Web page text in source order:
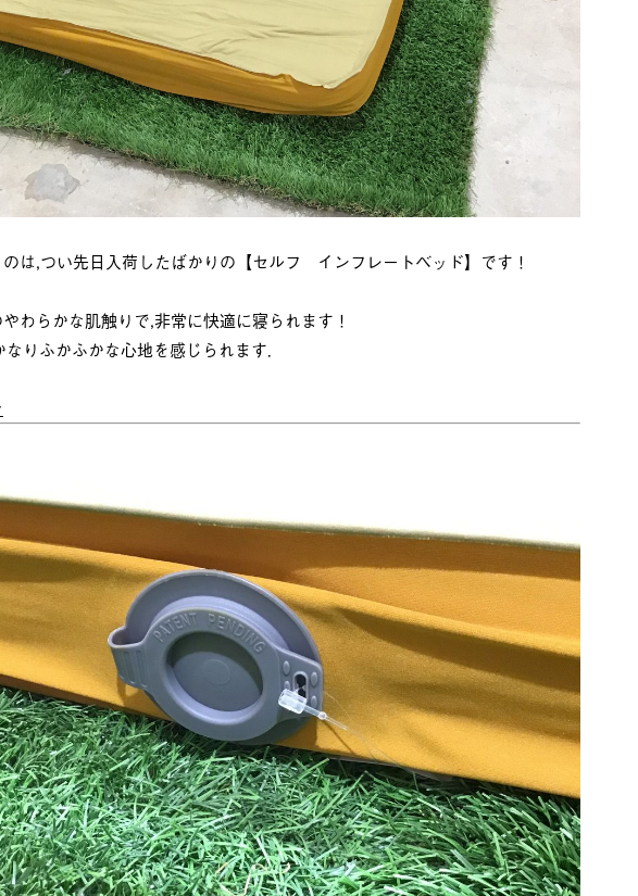
は,つい先日入荷したばかりの【セルフ インフレートベッド】です！
わらかな肌触りで,非常に快適に寝られます！
りふかふかな心地を感じられます．